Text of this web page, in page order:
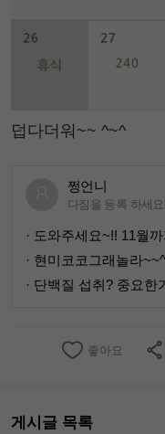
덥다더워~~ ^~^
쩡언니
다짐을 등록 하세요!
· 도와주세요~!! 11월
· 현미코코그래놀라
· 단백질 섭취? 중요한
좋아요
게시글 목록